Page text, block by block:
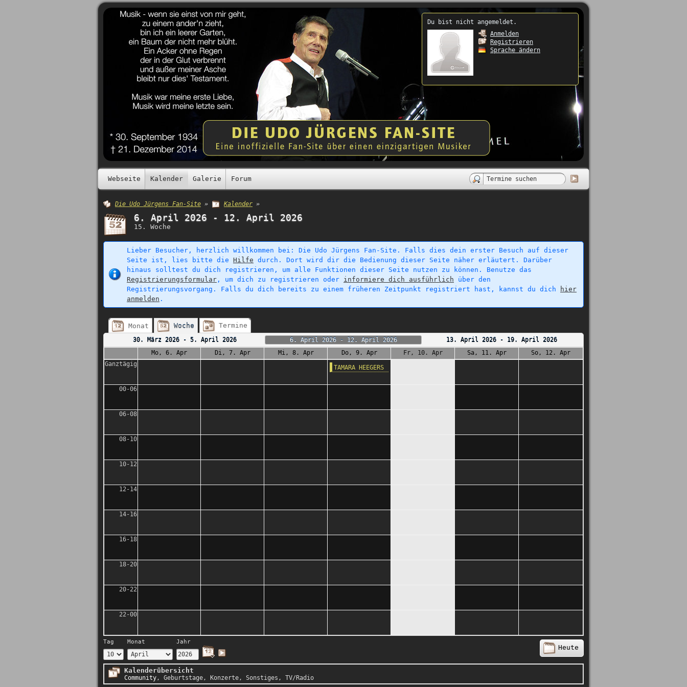
Du bist nicht angemeldet.
Anmelden
Registrieren
Sprache ändern
Webseite Kalender Galerie Forum
Die Udo Jürgens Fan-Site » Kalender »
6. April 2026 - 12. April 2026
15. Woche
Lieber Besucher, herzlich willkommen bei: Die Udo Jürgens Fan-Site. Falls dies dein erster Besuch auf dieser
Seite ist, lies bitte die Hilfe durch. Dort wird dir die Bedienung dieser Seite näher erläutert. Darüber
hinaus solltest du dich registrieren, um alle Funktionen dieser Seite nutzen zu können. Benutze das
Registrierungsformular , um dich zu registrieren oder informiere dich ausführlich über den
Registrierungsvorgang. Falls du dich bereits zu einem früheren Zeitpunkt registriert hast, kannst du dich
hier
anmelden .
Monat Woche Termine
30. März 2026 - 5. April 2026 6. April 2026 - 12. April 2026
13. April 2026 - 19. April 2026
Mo, 6. Apr
Di, 7. Apr Mi, 8. Apr Do, 9. Apr Fr, 10. Apr Sa, 11. Apr
So, 12. Apr
Ganztägig
TAMARA HEEGERS
00-06
06-08
08-10
10-12
12-14
14-16
16-18
18-20
20-22
22-00
Tag Monat Jahr
Heute
Kalenderübersicht
Community, Geburtstage, Konzerte, Sonstiges , TV/Radio